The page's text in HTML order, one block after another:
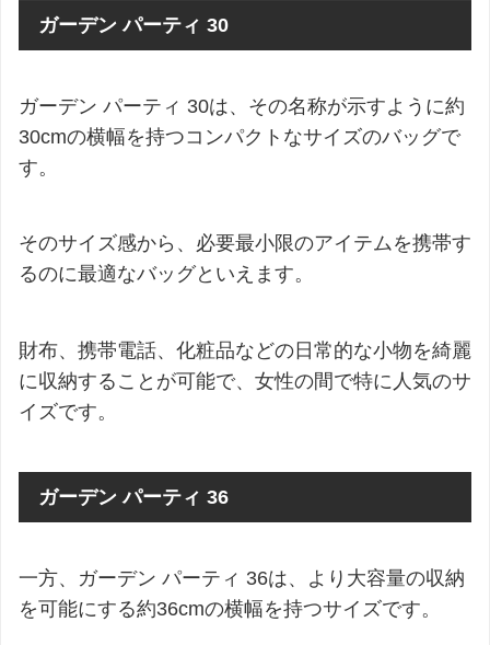
ガーデン パーティ 30
ガーデン パーティ 30は、その名称が示すように約
30cmの横幅を持つコンパクトなサイズのバッグで
す。
そのサイズ感から、必要最小限のアイテムを携帯す
るのに最適なバッグといえます。
財布、携帯電話、化粧品などの日常的な小物を綺麗
に収納することが可能で、女性の間で特に人気のサ
イズです。
ガーデン パーティ 36
一方、ガーデン パーティ 36は、より大容量の収納
を可能にする約36cmの横幅を持つサイズです。